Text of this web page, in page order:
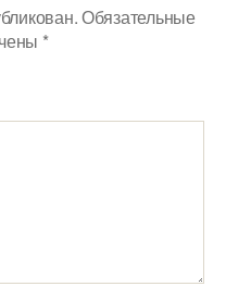
Обязательные
*